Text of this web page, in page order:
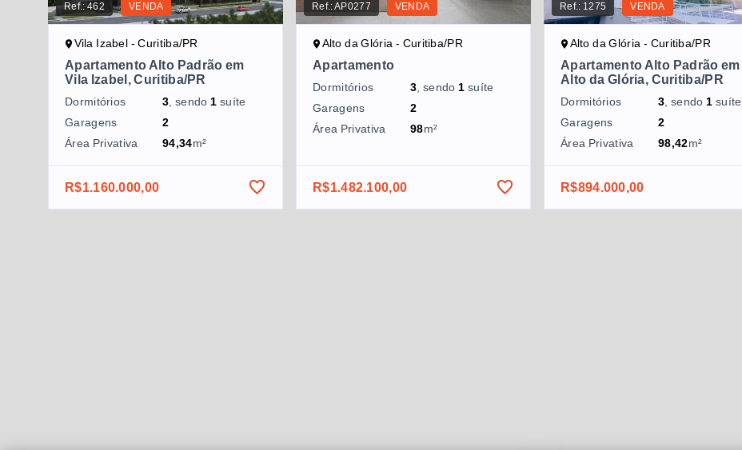
Ref.:462 VENDA
Vila Izabel - Curitiba/PR
Apartamento Alto Padrão em
Vila Izabel, Curitiba/PR
Dormitórios 3, sendo1 suíte
Garagens
2
Área Privativa
94,34m²
R$1.160.000,00
Ref.:AP0277 VENDA
Alto da Glória - Curitiba/PR
Apartamento
Dormitórios 3, sendo1 suíte
Garagens
2
Área Privativa
98m²
R$1.482.100,00
Ref.: 1275 VENDA
Alto da Glória - Curitiba/PR
Apartamento Alto Padrão em
Alto da Glória, Curitiba/PR
Dormitórios 3, sendo1 suíte
Garagens
2
Área Privativa
98,42m²
R$894.000,00